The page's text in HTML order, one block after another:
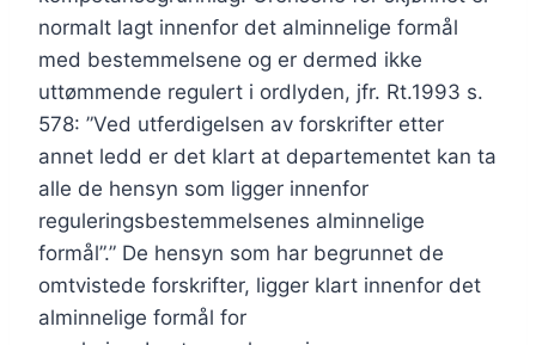
normalt lagt innenfor det alminnelige formål
med bestemmelsene og er dermed ikke
uttømmende regulert i ordlyden, jfr. Rt.1993 s.
578: ”Ved utferdigelsen av forskrifter etter
annet ledd er det klart at departementet kan ta
alle de hensyn som ligger innenfor
reguleringsbestemmelsenes alminnelige
formål”.” De hensyn som har begrunnet de
omtvistede forskrifter, ligger klart innenfor det
alminnelige formål for